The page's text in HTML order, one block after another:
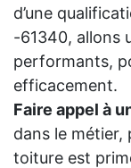
d’une
-61340, allons
performants,
efficacement.
Faire appel à
dans le
toiture est